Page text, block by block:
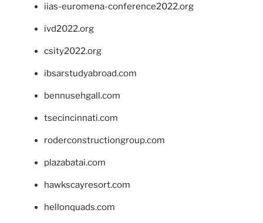
iias-euromena-conference2022.org
ivd2022.org
csity2022.org
ibsarstudyabroad.com
bennusehgall.com
tsecincinnati.com
roderconstructiongroup.com
plazabatai.com
hawkscayresort.com
hellonquads.com